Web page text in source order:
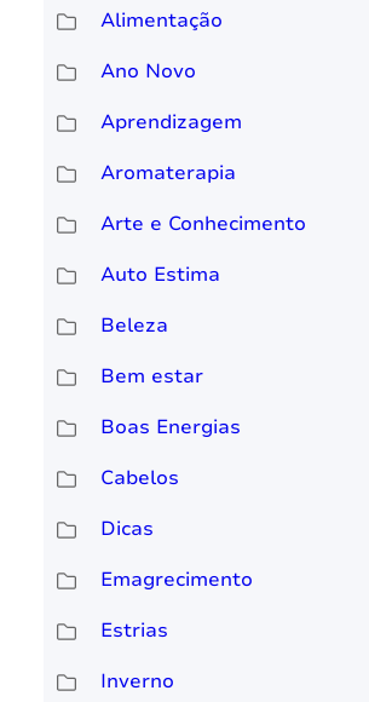
Alimentação
Ano Novo
Aprendizagem
Aromaterapia
Arte e Conhecimento
Auto Estima
Beleza
Bem estar
Boas Energias
Cabelos
Dicas
Emagrecimento
Estrias
Inverno